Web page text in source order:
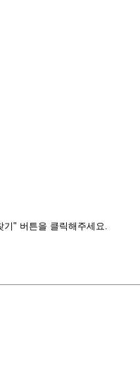
" 버튼을 클릭해주세요.